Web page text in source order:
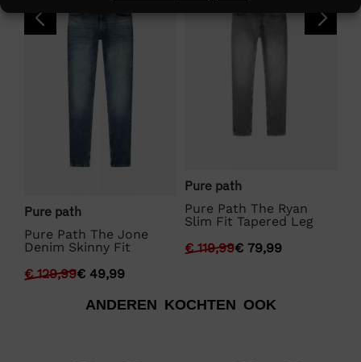
89
Pure path
Pure Path The Jone
Denim Skinny Fit
€129,99€ 49,99
Pure path
Pure Path The Ryan
Slim Fit Tapered Leg
€119,99€ 79,99
ANDEREN KOCHTEN OOK